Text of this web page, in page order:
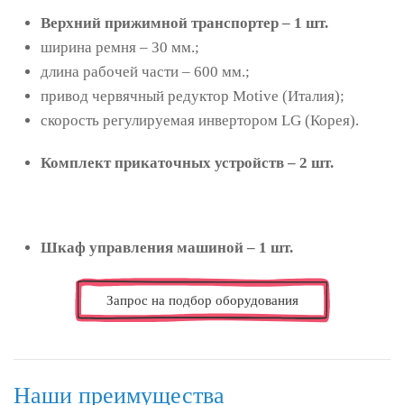
Верхний прижимной транспортер – 1 шт.
ширина ремня – 30 мм.;
длина рабочей части – 600 мм.;
привод червячный редуктор Motive (Италия);
скорость регулируемая инвертором LG (Корея).
Комплект прикаточных устройств – 2 шт.
Шкаф управления машиной – 1 шт.
Запрос на подбор оборудования
Наши преимущества